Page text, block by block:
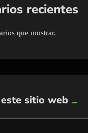
recientes
que mostrar.
sitio web